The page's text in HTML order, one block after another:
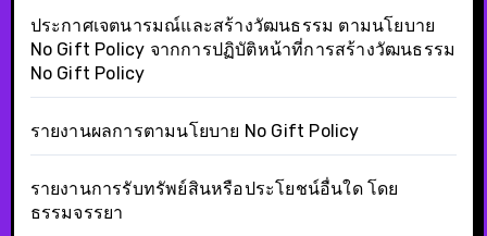
ประกาศเจตนารมณ์และสร้างวัฒนธรรม ตามนโยบาย
No Gift Policy จากการปฏิบัติหน้าที่การสร้างวัฒนธรรม
No Gift Policy
รายงานผลการตามนโยบาย No Gift Policy
รายงานการรับทรัพย์สินหรือประโยชน์อื่นใด โดย
ธรรมจรรยา